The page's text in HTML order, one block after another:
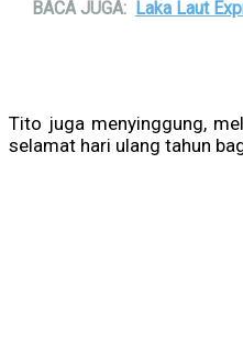
BACA JUGA: Laka Laut
Tito juga menyinggung,
selamat hari ulang tahun